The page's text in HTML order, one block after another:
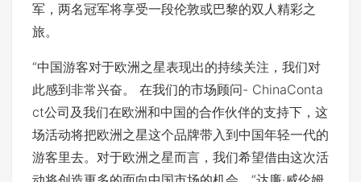
军，两名冠军将享受一段伦敦或巴黎的双人精彩之
旅。
“中国游客对于欧洲之星表现出的持续关注，我们对
此感到非常兴奋。 在我们的市场顾问- ChinaConta
ct公司及我们在欧洲和中国的合作伙伴的支持下，这
场活动将把欧洲之星这个品牌带入到中国年轻一代的
游客里去。对于欧洲之星而言，我们希望借由这次活